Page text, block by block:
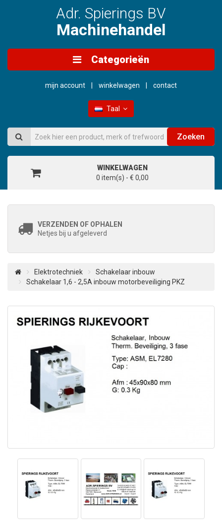
Adr. Spierings BV
Machinehandel
Categorieën
mijn account winkelwagen contact
Taal
Zoeken
WINKELWAGEN
0 item(s) - € 0,00
VERZENDEN OF OPHALEN
Netjes bij u afgeleverd
Elektrotechniek
Schakelaar inbouw
Schakelaar 1,6 - 2,5A inbouw motorbeveiliging PKZ